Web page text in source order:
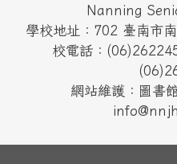
Nanning
學校地址：702 臺南市
校電話：
網站維護：圖書